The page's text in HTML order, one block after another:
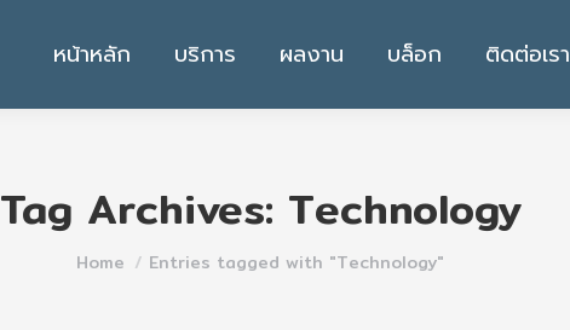
หน้าหลัก บริการ ผลงาน บล็อก ติดต่อเรา
Tag Archives: Technology
You are here:
Home Entries tagged with "Technology"